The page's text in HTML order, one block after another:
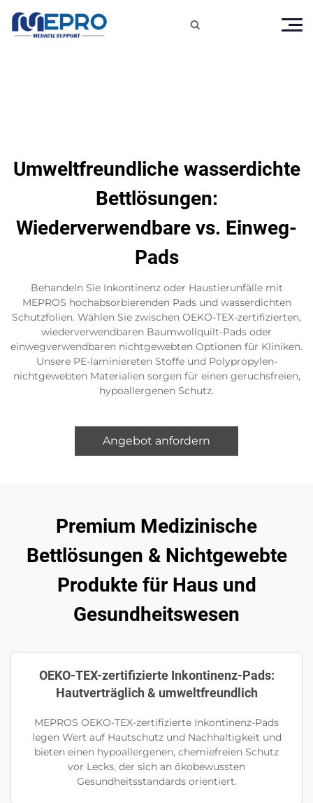

Umweltfreundliche wasserdichte
Bettlösungen:
Wiederverwendbare vs. Einweg-
Pads
Behandeln Sie Inkontinenz oder Haustierunfälle mit
MEPROS hochabsorbierenden Pads und wasserdichten
Schutzfolien. Wählen Sie zwischen OEKO-TEX-zertifizierten,
wiederverwendbaren Baumwollquilt-Pads oder
einwegverwendbaren nichtgewebten Optionen für Kliniken.
Unsere PE-laminiereten Stoffe und Polypropylen-
nichtgewebten Materialien sorgen für einen geruchsfreien,
hypoallergenen Schutz.
Angebot anfordern
Premium Medizinische
Bettlösungen & Nichtgewebte
Produkte für Haus und
Gesundheitswesen
OEKO-TEX-zertifizierte Inkontinenz-Pads:
Hautverträglich & umweltfreundlich
MEPROS OEKO-TEX-zertifizierte Inkontinenz-Pads
legen Wert auf Hautschutz und Nachhaltigkeit und
bieten einen hypoallergenen, chemiefreien Schutz
vor Lecks, der sich an ökobewussten
Gesundheitsstandards orientiert.